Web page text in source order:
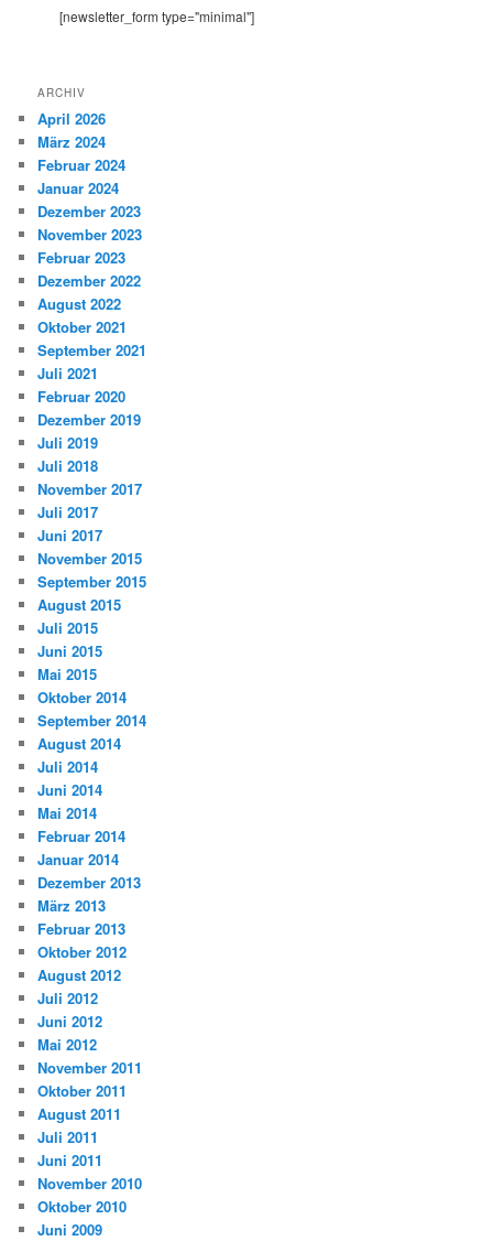
[newsletter_form type="minimal"]
ARCHIV
April 2026
März 2024
Februar 2024
Januar 2024
Dezember 2023
November 2023
Februar 2023
Dezember 2022
August 2022
Oktober 2021
September 2021
Juli 2021
Februar 2020
Dezember 2019
Juli 2019
Juli 2018
November 2017
Juli 2017
Juni 2017
November 2015
September 2015
August 2015
Juli 2015
Juni 2015
Mai 2015
Oktober 2014
September 2014
August 2014
Juli 2014
Juni 2014
Mai 2014
Februar 2014
Januar 2014
Dezember 2013
März 2013
Februar 2013
Oktober 2012
August 2012
Juli 2012
Juni 2012
Mai 2012
November 2011
Oktober 2011
August 2011
Juli 2011
Juni 2011
November 2010
Oktober 2010
Juni 2009